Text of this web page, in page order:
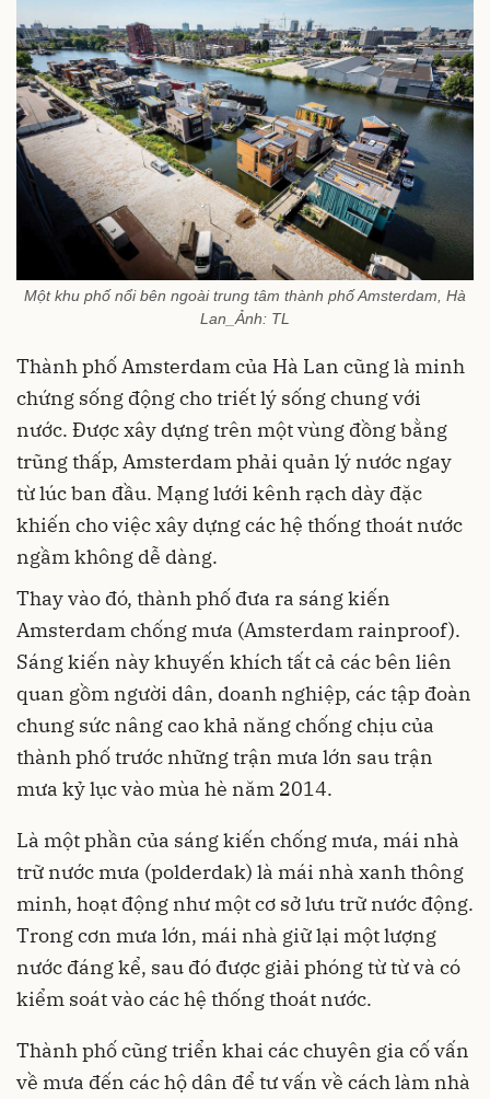
Một khu phố nổi bên ngoài trung tâm thành phố Amsterdam, Hà
Lan_Ảnh: TL
Thành phố Amsterdam của Hà Lan cũng là minh
chứng sống động cho triết lý sống chung với
nước. Được xây dựng trên một vùng đồng bằng
trũng thấp, Amsterdam phải quản lý nước ngay
từ lúc ban đầu. Mạng lưới kênh rạch dày đặc
khiến cho việc xây dựng các hệ thống thoát nước
ngầm không dễ dàng.
Thay vào đó, thành phố đưa ra sáng kiến
Amsterdam chống mưa (Amsterdam rainproof).
Sáng kiến này khuyến khích tất cả các bên liên
quan gồm người dân, doanh nghiệp, các tập đoàn
chung sức nâng cao khả năng chống chịu của
thành phố trước những trận mưa lớn sau trận
mưa kỷ lục vào mùa hè năm 2014.
Là một phần của sáng kiến chống mưa, mái nhà
trữ nước mưa (polderdak) là mái nhà xanh thông
minh, hoạt động như một cơ sở lưu trữ nước động.
Trong cơn mưa lớn, mái nhà giữ lại một lượng
nước đáng kể, sau đó được giải phóng từ từ và có
kiểm soát vào các hệ thống thoát nước.
Thành phố cũng triển khai các chuyên gia cố vấn
về mưa đến các hộ dân để tư vấn về cách làm nhà